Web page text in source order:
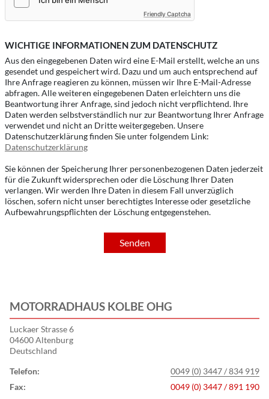
Friendly Captcha
WICHTIGE INFORMATIONEN ZUM DATENSCHUTZ
Aus den eingegebenen Daten wird eine E-Mail erstellt, welche an uns
gesendet und gespeichert wird. Dazu und um auch entsprechend auf
Ihre Anfrage reagieren zu können, müssen wir Ihre E-Mail-Adresse
abfragen. Alle weiteren eingegebenen Daten erleichtern uns die
Beantwortung ihrer Anfrage, sind jedoch nicht verpflichtend. Ihre
Daten werden selbstverständlich nur zur Beantwortung Ihrer Anfrage
verwendet und nicht an Dritte weitergegeben. Unsere
Datenschutzerklärung finden Sie unter folgendem Link:
Datenschutzerklärung
Sie können der Speicherung Ihrer personenbezogenen Daten jederzeit
für die Zukunft widersprechen oder die Löschung Ihrer Daten
verlangen. Wir werden Ihre Daten in diesem Fall unverzüglich
löschen, sofern nicht unser berechtigtes Interesse oder gesetzliche
Aufbewahrungspflichten der Löschung entgegenstehen.
Senden
MOTORRADHAUS KOLBE OHG
Luckaer Strasse 6
04600 Altenburg
Deutschland
Telefon:
0049 (0) 3447 / 834 919
Fax:
0049 (0) 3447 / 891 190